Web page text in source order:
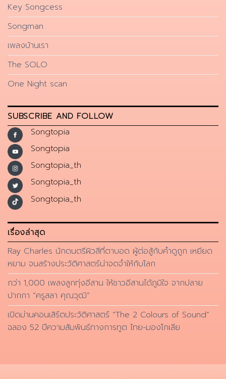
Key Songcess
Songman
เพลงบ้านเรา
The SOLO
One Night scan
SUBSCRIBE AND FOLLOW
Songtopia
Songtopia
Songtopia_th
Songtopia_th
Songtopia_th
เรื่องล่าสุด
Ray Charles นักดนตรีผิวสีที่ตาบอด ผู้ต่อสู้กับคำดูถูก เหยียด
หยาม จนสร้างประวัติศาสตร์น่าจดจำให้กับโลก
กว่า 1,000 เพลงลูกทุ่งอีสาน ให้ชาวอีสานได้ภูมิใจ จากปลาย
ปากกา “ครูสลา คุณวุฒิ”
เปิดม่านคอนเสิร์ตประวัติศาสตร์ “The 2 Colours of Sound”
ฉลอง 52 ปีความสัมพันธ์ทางการทูต ไทย-มองโกเลีย